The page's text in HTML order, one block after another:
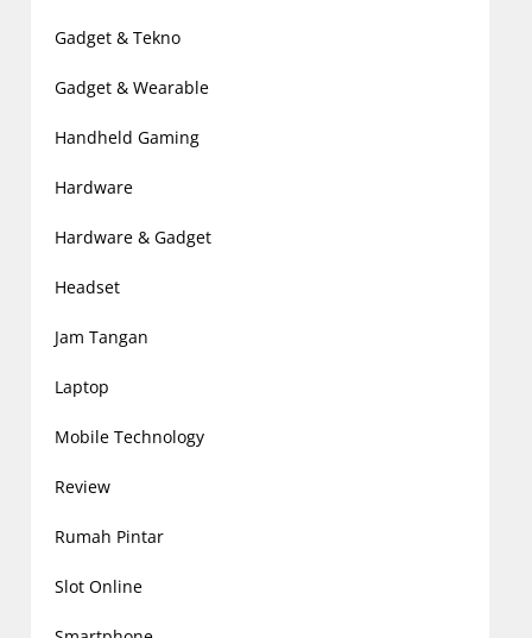
Gadget & Tekno
Gadget & Wearable
Handheld Gaming
Hardware
Hardware & Gadget
Headset
Jam Tangan
Laptop
Mobile Technology
Review
Rumah Pintar
Slot Online